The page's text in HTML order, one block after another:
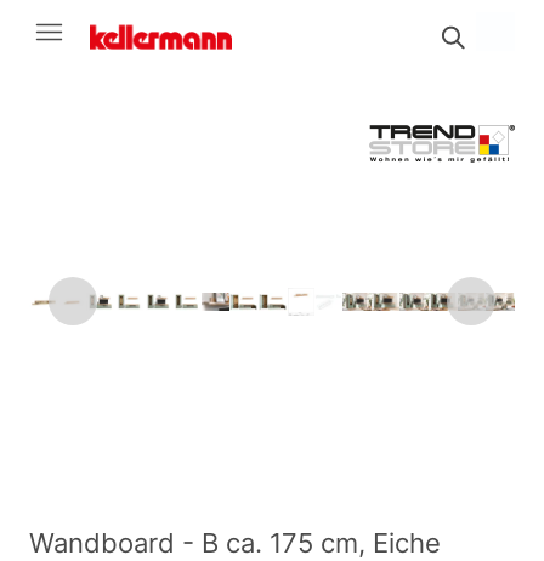
Wandboard - B ca. 175 cm, Eiche